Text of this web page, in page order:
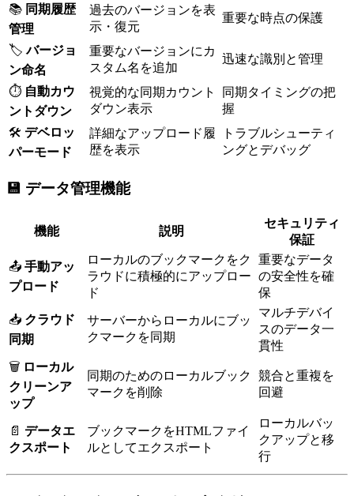
📚 同期履歴
管理
過去のバージョンを表
示・復元
重要な時点の保護
🏷️バージョ
ン命名
重要なバージョンにカ
スタム名を追加
迅速な識別と管理
⏱️ 自動カウ
ントダウン
視覚的な同期カウント
ダウン表示
同期タイミングの把
握
🛠️ デベロッ
パーモード
詳細なアップロード履
歴を表示
トラブルシューティ
ングとデバッグ
💾 データ管理機能
機能 説明
セキュリティ
保証
📤 手動アッ
プロード
ローカルのブックマークをク
ラウドに積極的にアップロー
ド
重要なデータ
の安全性を確
保
📥 クラウド
同期
サーバーからローカルにブッ
クマークを同期
マルチデバイ
スのデータ一
貫性
🗑️ ローカル
クリーンア
ップ
同期のためのローカルブック
マークを削除
競合と重複を
回避
📄 データエ
クスポート
ブックマークをHTMLファイ
ルとしてエクスポート
ローカルバッ
クアップと移
行